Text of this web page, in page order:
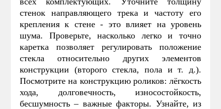
стенок направляющего трека и частоту его
крепления к стене - это влияет на уровень
шума. Проверьте, насколько легко и точно
каретка позволяет регулировать положение
стекла относительно других элементов
конструкции (второго стекла, пола и т. д.).
Посмотрите на конструкцию роликов: лёгкость
хода, долговечность, износостойкость,
бесшумность – важные факторы. Узнайте, из